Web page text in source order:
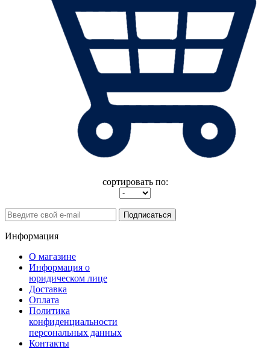
сортировать по:
Подписаться
Информация
О магазине
Информация о
юридическом лице
Доставка
Оплата
Политика
конфиденциальности
персональных данных
Контакты